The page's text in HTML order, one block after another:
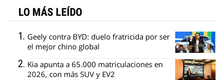
LO MÁS LEÍDO
Geely contra BYD: duelo fratricida por ser
el mejor chino global
Kia apunta a 65.000 matriculaciones en
2026, con más SUV y EV2